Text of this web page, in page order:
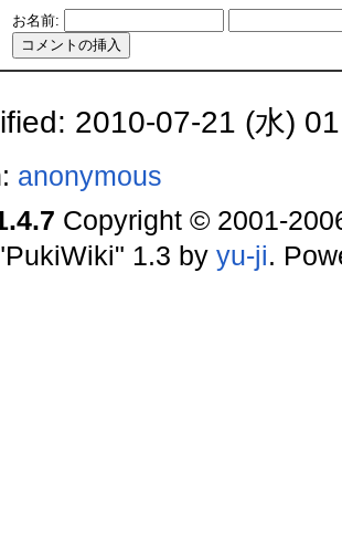
お名前:
2010-07-21 (水)
anonymous
Copyright © 2001-
1.3 by yu-ji.